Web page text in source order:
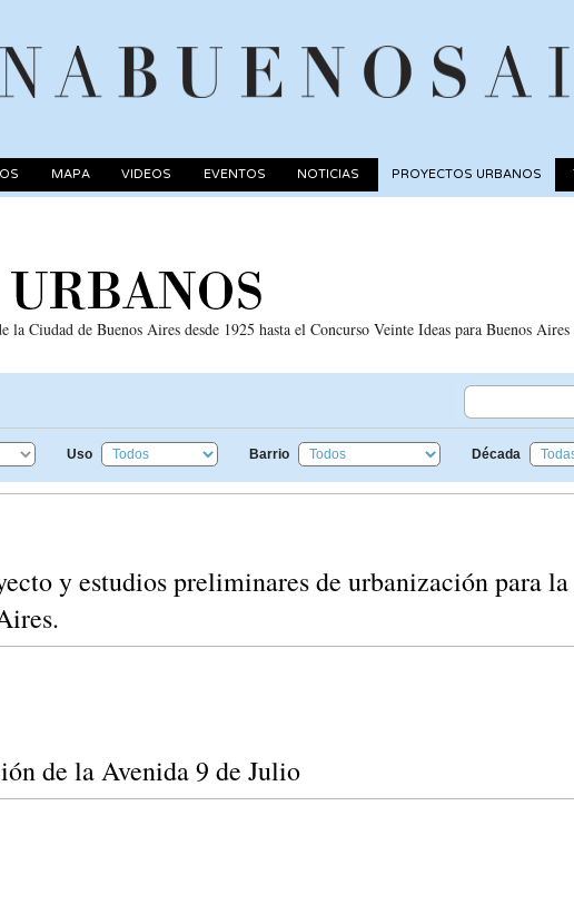
MAPA VIDEOS EVENTOS NOTICIAS PROYECTOS URBANOS
la Ciudad de Buenos Aires desde 1925 hasta el Concurso Veinte Ideas para Buenos
Uso Barrio Década
y estudios preliminares de urbanización para
de la Avenida 9 de Julio